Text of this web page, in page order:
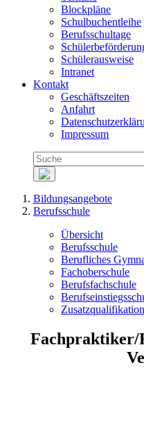
Blockpläne
Schulbuchentleihe
Berufsschultage
Schülerausweise
Intranet
Kontakt
Geschäftszeiten
Anfahrt
Impressum
Bildungsangebote
Berufsschule
Übersicht
Berufsschule
Berufliches
Fachoberschule
Berufsfachschule